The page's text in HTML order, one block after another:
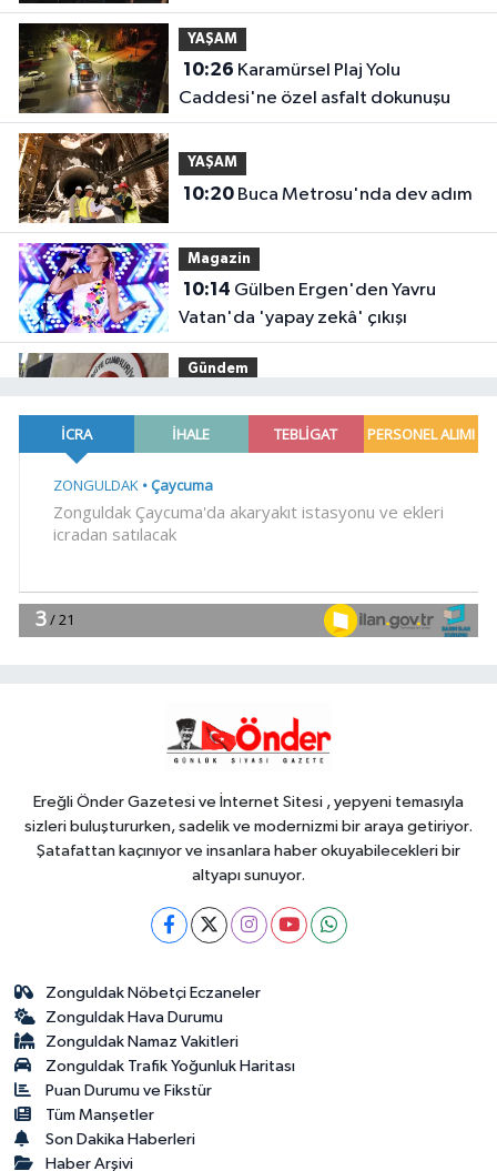
YAŞAM
10:26
Caddesi'ne özel asfalt dokunuşu
YAŞAM
10:20 Buca Metrosu'nda dev adım
Magazin
10:14
Vatan'da 'yapay zekâ' çıkışı
Gündem
4 ülkeye yeni atama
10:04Mersin'de çocuklar trafik
09:46 Balıkesir'de edebiyatın
iyileştirici gücü konuşuldu
Ereğli Önder Gazetesi ve İnternet Sitesi , yepyeni temasıyla
sizleri buluştururken, sadelik ve modernizmi bir araya getiriyor.
Şatafattan kaçınıyor ve insanlara haber okuyabilecekleri bir
altyapı sunuyor.
Zonguldak Nöbetçi Eczaneler
Zonguldak Hava Durumu
Zonguldak Namaz Vakitleri
Zonguldak Trafik Yoğunluk Haritası
Puan Durumu ve Fikstür
Tüm Manşetler
Son Dakika Haberleri
Haber Arşivi